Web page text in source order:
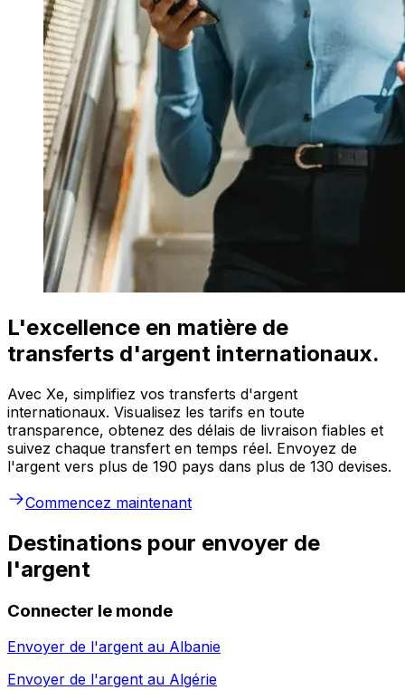
L'excellence en matière de
transferts d'argent internationaux.
Avec Xe, simplifiez vos transferts d'argent
internationaux. Visualisez les tarifs en toute
transparence, obtenez des délais de livraison fiables et
suivez chaque transfert en temps réel. Envoyez de
l'argent vers plus de 190 pays dans plus de 130 devises.
Commencez maintenant
Destinations pour envoyer de
l'argent
Connecter le monde
Envoyer de l'argent au Albanie
Envoyer de l'argent au Algérie